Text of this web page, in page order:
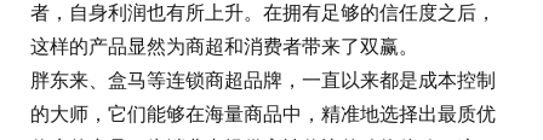
者，自身利润也有所上升。在拥有足够的信任度之后，
这样的产品显然为商超和消费者带来了双赢。
胖东来、盒马等连锁商超品牌，一直以来都是成本控制
的大师，它们能够在海量商品中，精准地选择出最质优